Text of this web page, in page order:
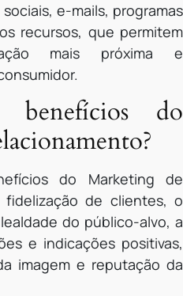
e-mails, programas
recursos, que permitem
mais próxima e
do
do Marketing de
fidelização de clientes, o
do público-alvo, a
e indicações positivas,
imagem e reputação da